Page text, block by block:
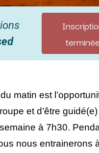
matin est
et d’être
à 7h30.
nous entrainerons